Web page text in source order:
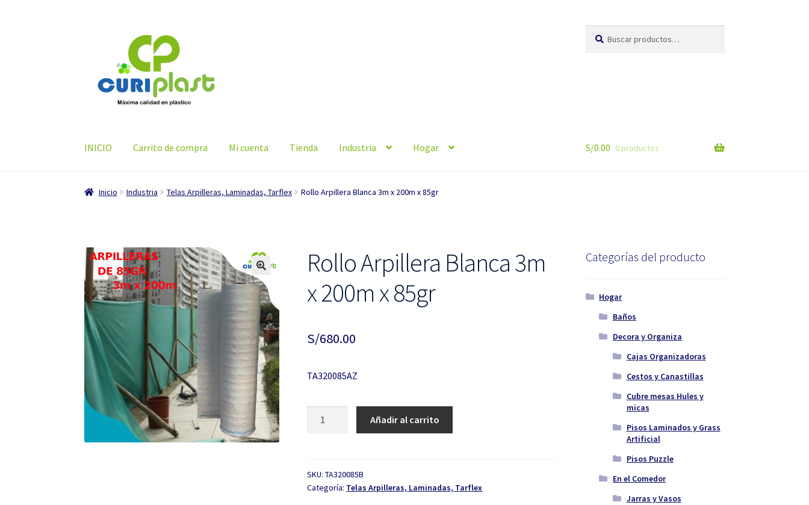
navegación
contenido
por:
INICIO Carrito de compra Mi cuenta Tienda Industria Hogar S/0.00 0 productos
Inicio Industria Telas Arpilleras, Laminadas, Tarflex Rollo Arpillera Blanca 3m x 200m x 85gr
Rollo Arpillera Blanca 3m
x 200m x 85gr
S/680.00
TA320085AZ
x
200m
Añadir al carrito
SKU:TA320085B
Categoría: Telas Arpilleras, Laminadas, Tarflex
Categorías del producto
Hogar
Baños
Decora y Organiza
Cajas Organizadoras
Cestos y Canastillas
Cubre mesas Hules y
micas
Pisos Laminados y Grass
Artificial
Pisos Puzzle
En el Comedor
Jarras y Vasos